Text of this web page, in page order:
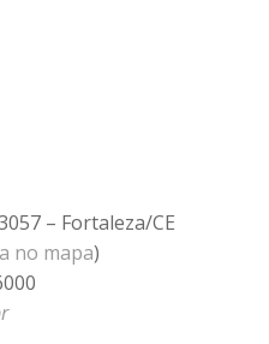
– Fortaleza/CE
no mapa)